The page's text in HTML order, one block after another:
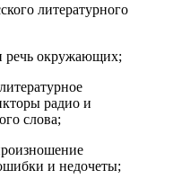
литературного
окружающих;
радио и
слова;
и недочеты;